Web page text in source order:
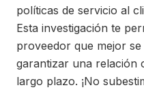
políticas de servicio al
Esta investigación te
proveedor que mejor
garantizar una relación
largo plazo. ¡No